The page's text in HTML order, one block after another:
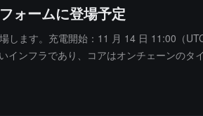
ォームに登場予定
ます。充電開始：11 月 14 日 11:00（
ンフラであり、コアはオンチェーンの